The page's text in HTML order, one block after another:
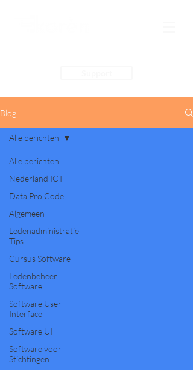
Blog
Alle berichten
Nederland ICT
Data Pro Code
Algemeen
Ledenadministratie
Tips
Cursus Software
Ledenbeheer
Software
Software User
Interface
Software UI
Software voor
Stichtingen
Alle berichten